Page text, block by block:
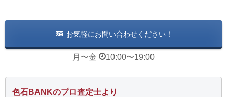
お気軽にお問い合わせください！
月〜金 10:00〜19:00
色石BANKのプロ査定士より